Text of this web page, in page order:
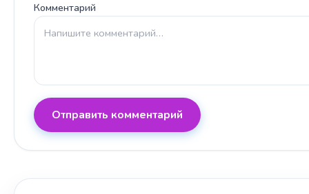
Комментарий
Отправить комментарий